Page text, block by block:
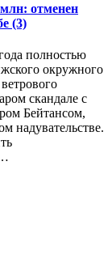
отменен
(3)
полностью
окружного
скандале с
Бейтансом,
надувательстве.